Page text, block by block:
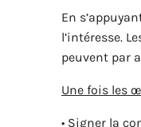
En
l’intéresse.
peuvent par
Une fois les
• Signer la